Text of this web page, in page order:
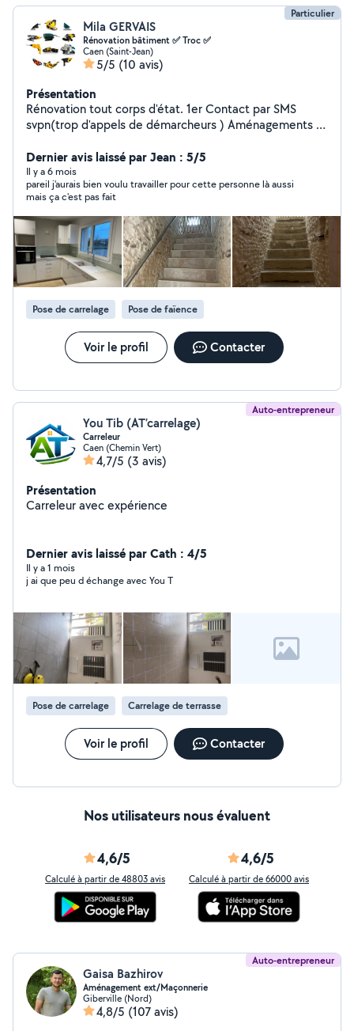
Particulier
Mila GERVAIS
Rénovation bâtiment ✅ Troc ✅
Caen (Saint-Jean)
5/5 (10 avis)
Présentation
Rénovation tout corps d'état. 1er Contact par SMS
svpn(trop d'appels de démarcheurs ) Aménagements et
Carrelages, faïences, plomberies, cloisons placo, enduit,
peintures, montage meubles cuisines/dressing , sol
parquet bois ou melaminé, ponçage, vitrification,
vernissage, Je suis équipé, disponible, travail très propre
et de qualité. Rénovation murs en pierres, jointements
murs pierres, piquage murs pierres contre rremontées
capillaires.
Dernier avis laissé par Jean : 5/5
Il y a 6 mois
pareil j'aurais bien voulu travailler pour cette personne là aussi
mais ça c'est pas fait
Pose de carrelage Pose de faïence
Voir le profil Contacter
Auto-entrepreneur
You Tib (AT’carrelage)
Carreleur
Caen (Chemin Vert)
4,7/5 (3 avis)
Présentation
Carreleur avec expérience
Dernier avis laissé par Cath : 4/5
Il y a 1 mois
j ai que peu d échange avec You T
Pose de carrelage Carrelage de terrasse
Voir le profil Contacter
Nos utilisateurs nous évaluent
4,6/5
Calculé à partir de 48803 avis
4,6/5
Calculé à partir de 66000 avis
Auto-entrepreneur
Gaisa Bazhirov
Aménagement ext/Maçonnerie
Giberville (Nord)
4,8/5 (107 avis)